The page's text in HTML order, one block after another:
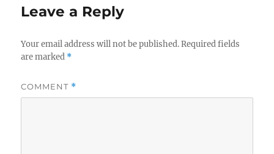
Leave a Reply
Your email address will not be published. Required fields
are marked *
COMMENT *